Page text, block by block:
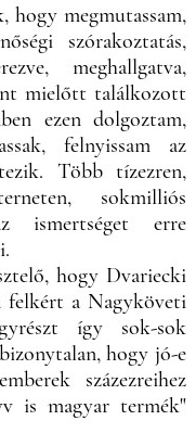
hogy megmutassam,
szórakoztatás,
meghallgatva,
mielőtt találkozott
ezen dolgoztam,
felnyissam az
Több tízezren,
sokmilliós
ismertséget erre
hogy Dvariecki
a Nagyköveti
így sok-sok
hogy jó-e
százezreihez
is magyar termék"